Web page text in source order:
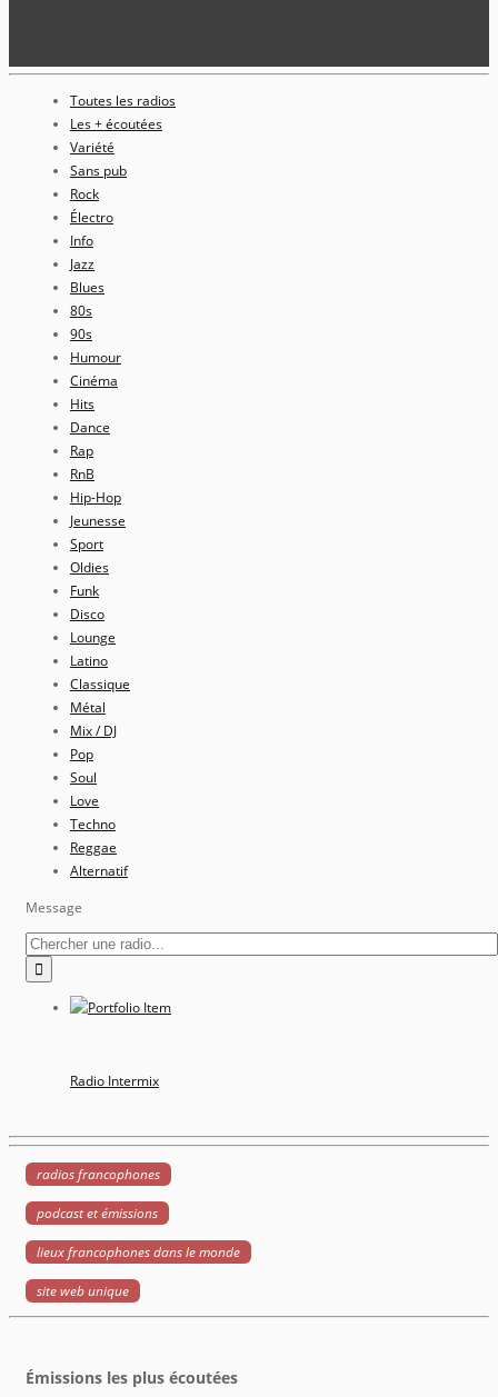
Toutes les radios
Les + écoutées
Variété
Sans pub
Rock
Électro
Info
Jazz
Blues
80s
90s
Humour
Cinéma
Hits
Dance
Rap
RnB
Hip-Hop
Jeunesse
Sport
Oldies
Funk
Disco
Lounge
Latino
Classique
Métal
Mix / DJ
Pop
Soul
Love
Techno
Reggae
Alternatif
Message
Radio Intermix
radios francophones
podcast et émissions
lieux francophones dans le monde
site web unique
Émissions les plus écoutées